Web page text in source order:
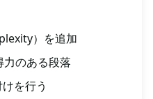
）を追加
のある段落
を行う